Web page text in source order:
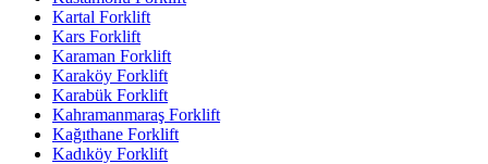
Kartal Forklift
Kars Forklift
Karaman Forklift
Karaköy Forklift
Karabük Forklift
Kahramanmaraş Forklift
Kağıthane Forklift
Kadıköy Forklift